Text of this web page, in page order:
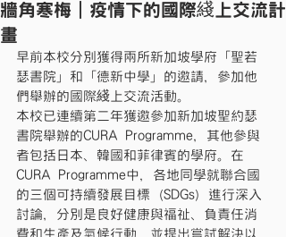
牆角寒梅｜疫情下的國際綫上交流計
畫
早前本校分別獲得兩所新加坡學府「聖若
瑟書院」和「德新中學」的邀請，參加他
們舉辦的國際綫上交流活動。
本校已連續第二年獲邀參加新加坡聖約瑟
書院舉辦的CURA Programme，其他參與
者包括日本、韓國和菲律賓的學府。在
CURA Programme中，各地同學就聯合國
的三個可持續發展目標（SDGs）進行深入
討論，分別是良好健康與福祉、負責任消
費和生產及氣候行動，並提出嘗試解決以